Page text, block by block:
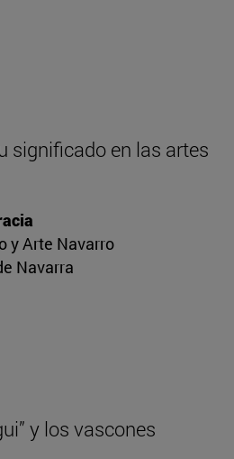
significado en las artes
y Arte Navarro
Navarra
y los vascones